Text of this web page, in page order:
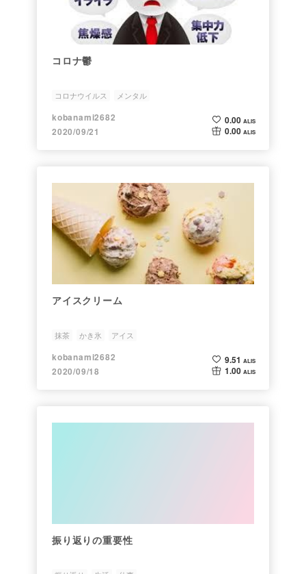
コロナ鬱
コロナウイルス メンタル
kobanami2682
2020/09/21
0.00 ALIS
0.00 ALIS
アイスクリーム
抹茶 かき氷 アイス
kobanami2682
2020/09/18
9.51 ALIS
1.00 ALIS
振り返りの重要性